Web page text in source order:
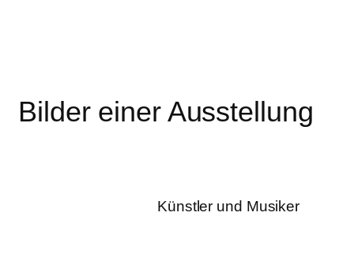
Bilder einer Ausstellung
Künstler und Musiker